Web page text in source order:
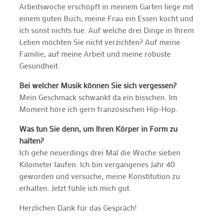
Arbeitswoche erschöpft in meinem Garten liege mit
einem guten Buch, meine Frau ein Essen kocht und
ich sonst nichts tue. Auf welche drei Dinge in Ihrem
Leben möchten Sie nicht verzichten? Auf meine
Familie, auf meine Arbeit und meine robuste
Gesundheit.
Bei welcher Musik können Sie sich vergessen?
Mein Geschmack schwankt da ein bisschen. Im
Moment höre ich gern französischen Hip-Hop.
Was tun Sie denn, um Ihren Körper in Form zu
halten?
Ich gehe neuerdings drei Mal die Woche sieben
Kilometer laufen. Ich bin vergangenes Jahr 40
geworden und versuche, meine Konstitution zu
erhalten. Jetzt fühle ich mich gut.
Herzlichen Dank für das Gespräch!